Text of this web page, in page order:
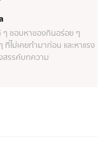
ๆ ชอบหาของกินอร่อย ๆ
ไม่เคยทำมาก่อน และหาแรง
สรรค์บทความ